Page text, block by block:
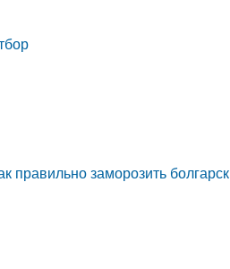
правильно заморозить